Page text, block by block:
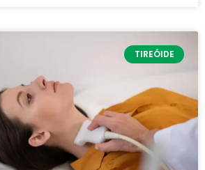
TIREÓIDE